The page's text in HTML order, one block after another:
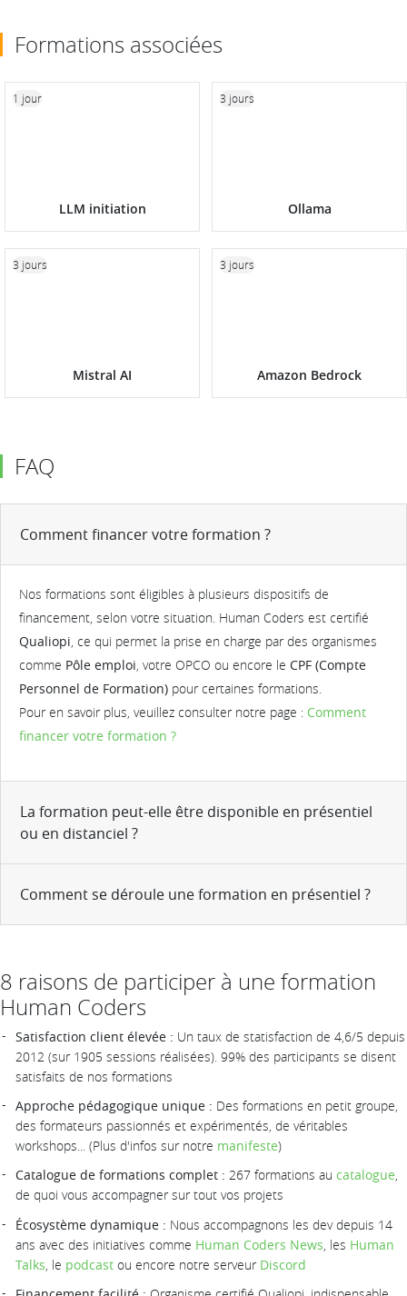
Formations associées
LLM initiation
1 jour
Ollama
3 jours
Mistral AI
3 jours
Amazon Bedrock
3 jours
FAQ
Comment financer votre formation ?
Nos formations sont éligibles à plusieurs dispositifs de
financement, selon votre situation. Human Coders est certifié
Qualiopi , ce qui permet la prise en charge par des organismes
comme Pôle emploi , votre OPCO ou encore le CPF (Compte
Personnel de Formation) pour certaines formations.
Pour en savoir plus, veuillez consulter notre page : Comment
financer votre formation ?
La formation peut-elle être disponible en présentiel
ou en distanciel ?
Comment se déroule une formation en présentiel ?
8 raisons de participer à une formation
Human Coders
Satisfaction client élevée : Un taux de statisfaction de 4,6/5 depuis
2012 (sur 1905 sessions réalisées). 99% des participants se disent
satisfaits de nos formations
Approche pédagogique unique : Des formations en petit groupe,
des formateurs passionnés et expérimentés, de véritables
workshops... (Plus d'infos sur notre manifeste)
Catalogue de formations complet : 267 formations au catalogue,
de quoi vous accompagner sur tout vos projets
Écosystème dynamique : Nous accompagnons les dev depuis 14
ans avec des initiatives comme Human Coders News, les Human
Talks, le podcast ou encore notre serveur Discord